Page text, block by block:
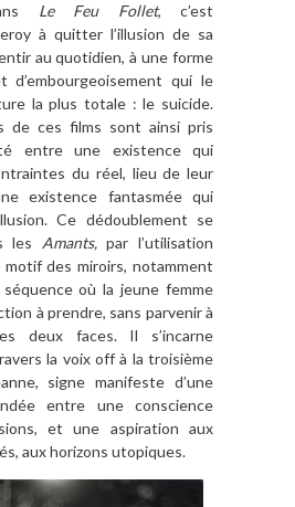
Le Feu Follet, c’est
à quitter l’illusion de sa
au quotidien, à une forme
d’embourgeoisement qui le
la plus totale : le suicide.
de ces films sont ainsi pris
entre une existence qui
du réel, lieu de leur
existence fantasmée qui
Ce dédoublement se
les Amants,par l’utilisation
des miroirs, notamment
où la jeune femme
à prendre, sans parvenir à
deux faces. Il s’incarne
la voix off à la troisième
signe manifeste d’une
entre une conscience
et une aspiration aux
aux horizons utopiques.